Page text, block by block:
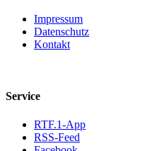
Impressum
Datenschutz
Kontakt
Service
RTF.1-App
RSS-Feed